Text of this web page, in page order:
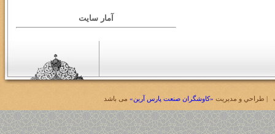
آمار سایت
طراحي و مديريت «کاوشگران صنعت پارس آرین» می باشد